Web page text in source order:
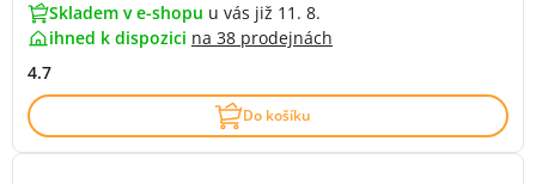
Skladem v e-shopu u vás již 11. 8.
ihned k dispozici na 38 prodejnách
4.7
Do košíku